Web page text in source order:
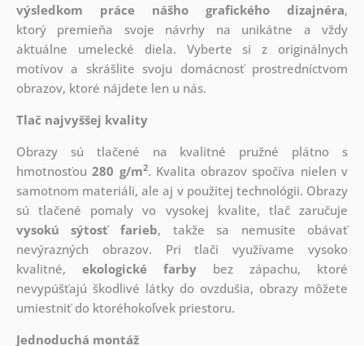
výsledkom práce nášho grafického dizajnéra,
ktorý premieňa svoje návrhy na unikátne a vždy
aktuálne umelecké diela. Vyberte si z originálnych
motívov a skrášlite svoju domácnosť prostredníctvom
obrazov, ktoré nájdete len u nás.
Tlač najvyššej kvality
Obrazy sú tlačené na kvalitné pružné plátno s
hmotnosťou280 g/m2. Kvalita obrazov spočíva nielen v
samotnom materiáli, ale aj v použitej technológii. Obrazy
sú tlačené pomaly vo vysokej kvalite, tlač zaručuje
vysokú sýtosť farieb, takže sa nemusíte obávať
nevýrazných obrazov. Pri tlači využívame vysoko
kvalitné, ekologické farby bez zápachu, ktoré
nevypúšťajú škodlivé látky do ovzdušia, obrazy môžete
umiestniť do ktoréhokoľvek priestoru.
Jednoduchá montáž